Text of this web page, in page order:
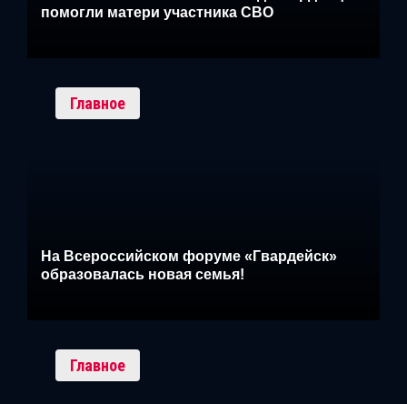
помогли матери участника СВО
Главное
На Всероссийском форуме «Гвардейск»
образовалась новая семья!
Главное